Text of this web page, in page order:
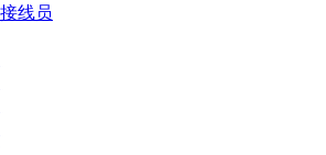
线员